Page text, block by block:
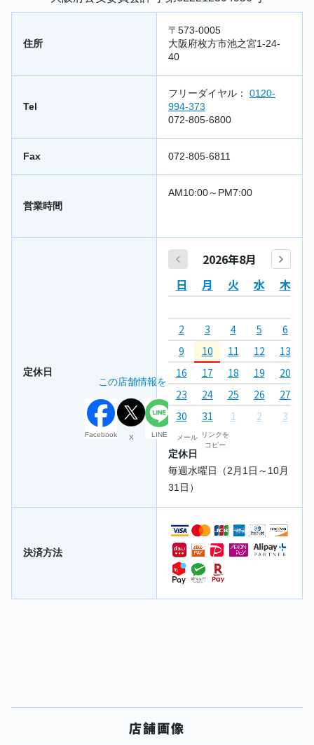
この店舗情報をシェアする
Facebook X LINE メール
リンクを
コピー
住所
〒573-0005
大阪府枚方市池之宮1-24-
40
Tel
フリーダイヤル： 0120-
994-373
072-805-6800
Fax 072-805-6811
営業時間
AM10:00～PM7:00
定休日
2026年8月
日
月 火 水 木
2 3 4 5 6
9
10 11 12 13
16
17 18 19 20
23
24 25 26 27
30
31 1 2 3
定休日
毎週水曜日（2月1日～10月
31日）
決済方法
店舗画像